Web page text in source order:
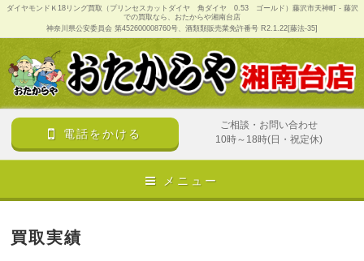
ダイヤモンドＫ18リング買取（プリンセスカットダイヤ 角ダイヤ 0.53 ゴールド）藤沢市天神町 - 藤沢
での買取なら、おたからや湘南台店
神奈川県公安委員会 第452600008760号、酒類類販売業免許番号 R2.1.22[藤法-35]
電話をかける
ご相談・お問い合わせ
10時～18時(日・祝定休)
メニュー
買取実績